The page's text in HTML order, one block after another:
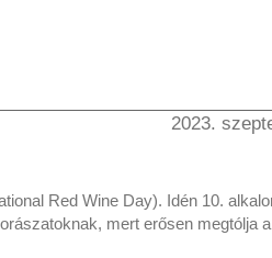
2023.
Red Wine Day). Idén 10.
mert erősen megtólja a